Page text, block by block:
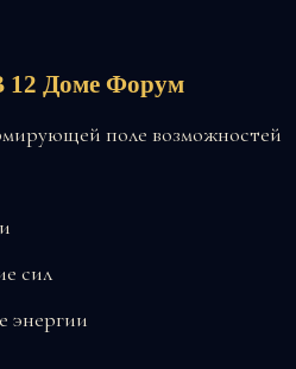
12 Доме Форум
поле возможностей
сил
энергии